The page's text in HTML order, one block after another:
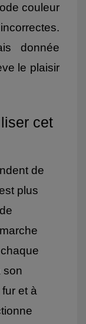
couleur
donnée
le plaisir
cet
de
plus
son
et à